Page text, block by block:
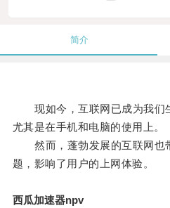
简介
现如今，互联网已成为我们
尤其是在手机和电脑的使用上。
然而，蓬勃发展的互联网也
题，影响了用户的上网体验。
西瓜加速器npv